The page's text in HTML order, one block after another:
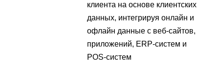
клиента на основе клиентских
данных, интегрируя онлайн и
офлайн данные с веб-сайтов,
приложений, ERP-систем и
POS-систем